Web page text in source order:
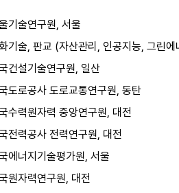
기술연구원, 서울
기술, 판교 (자산관리, 인공지능, 그린
건설기술연구원, 일산
도로공사 도로교통연구원, 동탄
수력원자력 중앙연구원, 대전
전력공사 전력연구원, 대전
에너지기술평가원, 서울
원자력연구원, 대전